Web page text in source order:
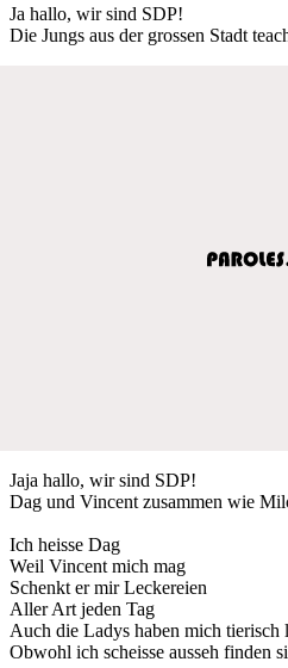
Ja hallo, wir sind SDP!
Die Jungs aus der grossen Stadt
Jaja hallo, wir sind SDP!
Dag und Vincent zusammen wie
Ich heisse Dag
Weil Vincent mich mag
Schenkt er mir Leckereien
Aller Art jeden Tag
Auch die Ladys haben mich tierisch
Obwohl ich scheisse ausseh finden